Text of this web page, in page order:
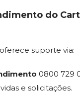
do
suporte via:
0800 729
e solicitações.